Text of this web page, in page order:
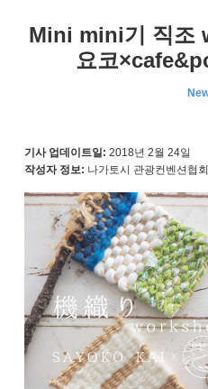
Mini mini기 직조
요코
기사 업데이트일: 2018년 2월 24일
작성자 정보: 나가토시 관광컨벤션협회